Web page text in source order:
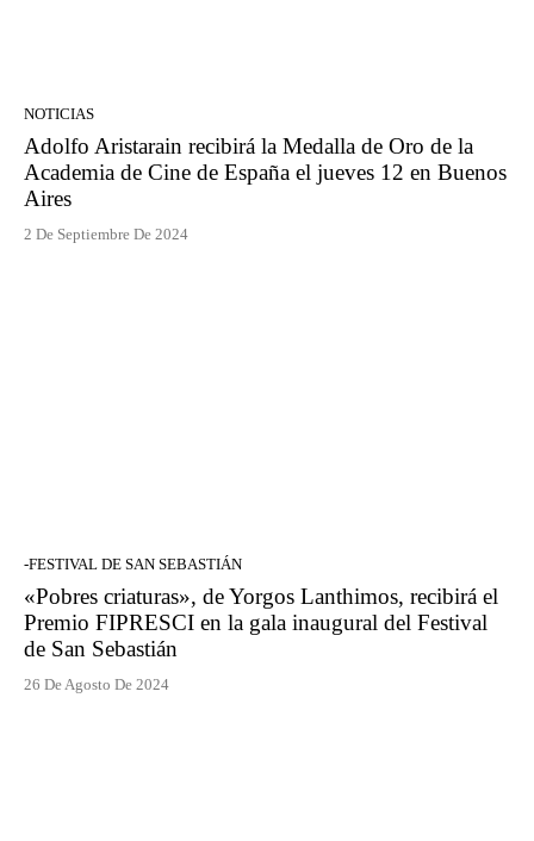
NOTICIAS
Adolfo Aristarain recibirá la Medalla de Oro de la
Academia de Cine de España el jueves 12 en Buenos
Aires
2 De Septiembre De 2024
-FESTIVAL DE SAN SEBASTIÁN
«Pobres criaturas», de Yorgos Lanthimos, recibirá el
Premio FIPRESCI en la gala inaugural del Festival
de San Sebastián
26 De Agosto De 2024